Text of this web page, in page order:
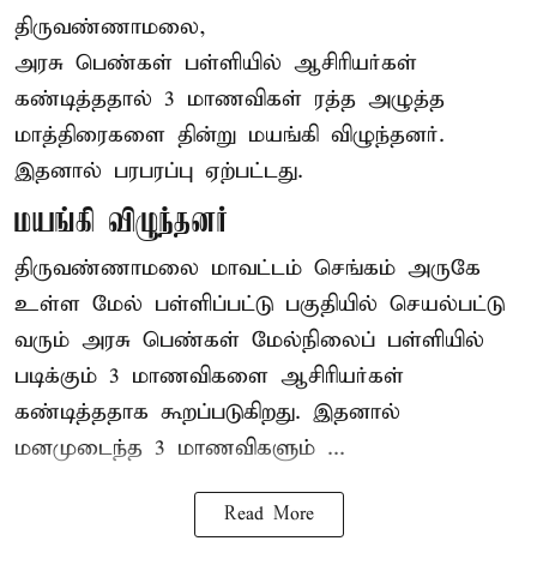
திருவண்ணாமலை,
அரசு பெண்கள் பள்ளியில் ஆசிரியர்கள்
கண்டித்ததால் 3 மாணவிகள் ரத்த அழுத்த
மாத்திரைகளை தின்று மயங்கி விழுந்தனர்.
இதனால் பரபரப்பு ஏற்பட்டது.
மயங்கி விழுந்தனர்
திருவண்ணாமலை மாவட்டம் செங்கம் அருகே
உள்ள மேல் பள்ளிப்பட்டு பகுதியில் செயல்பட்டு
வரும் அரசு பெண்கள் மேல்நிலைப் பள்ளியில்
படிக்கும் 3 மாணவிகளை ஆசிரியர்கள்
கண்டித்ததாக கூறப்படுகிறது. இதனால்
மனமுடைந்த 3 மாணவிகளும் ...
Read More